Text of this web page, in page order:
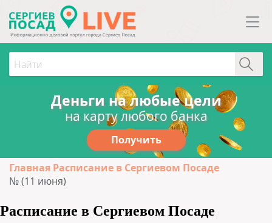
Деньги на любые цели
на карту любого банка
Получить
Главная Расписание в Сергиевом Посаде
№ (11 июня)
Расписание в Сергиевом Посаде